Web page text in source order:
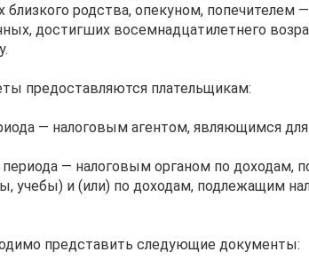
родства, опекуном, попечителем
достигших восемнадцатилетнего
предоставляются плательщикам:
— налоговым агентом, являющимся
периода — налоговым органом по доходам,
учебы) и (или) по доходам, подлежащим
представить следующие документы: